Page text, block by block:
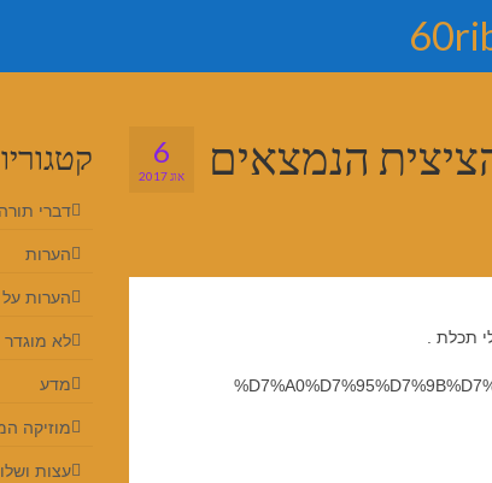
6
אוג 2017
הנמצאים
תכלת .
דברי תורה
הערות
הערות
לא מוגדר
מדע
מוזיקה
עצות